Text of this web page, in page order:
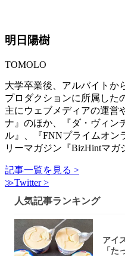
明日陽樹
TOMOLO
大学卒業後、アルバイトか
プロダクションに所属した
主にウェブメディアの運営
ナ』のほか、『ダ・ヴィン
ル』、『FNNプライムオン
リーマガジン『BizHintマガ
記事一覧を見る >
≫Twitter >
人気記事ランキング
アイ
「た